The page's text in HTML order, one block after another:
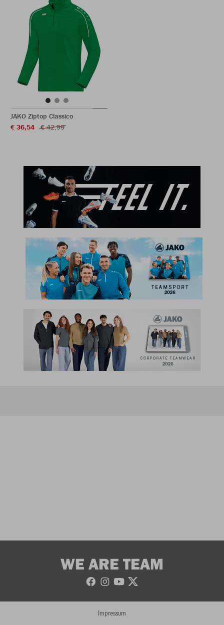
JAKO Ziptop Classico
€ 36,54
€ 42,99
WE ARE TEAM
Impressum